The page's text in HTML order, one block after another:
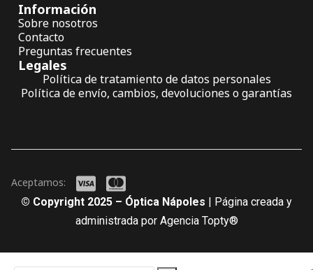
Información
Sobre nosotros
Contacto
Preguntas frecuentes
Legales
Política de tratamiento de datos personales
Política de envío, cambios, devoluciones o garantías
© Copyright 2025 – Óptica Nápoles
| Página creada y
administrada por Agencia Topty®
Aceptamos: